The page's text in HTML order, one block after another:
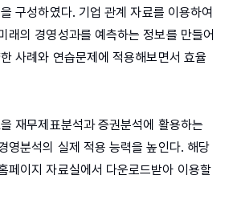
구성하였다. 기업 관계 자료를 이용하여
래의 경영성과를 예측하는 정보를 만들어
사례와 연습문제에 적용해보면서 효율
재무제표분석과 증권분석에 활용하는
영분석의 실제 적용 능력을 높인다. 해당
페이지 자료실에서 다운로드받아 이용할